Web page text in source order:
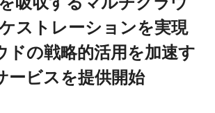
ストレーションを実現
ドの戦略的活用を加速す
ービスを提供開始